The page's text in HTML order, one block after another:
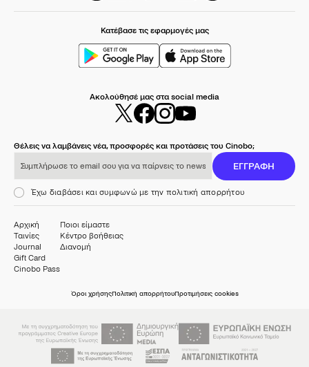
Κατέβασε τις εφαρμογές μας
Ακολούθησέ μας στα social media
Θέλεις να λαμβάνεις νέα, προσφορές και προτάσεις του Cinobo;
ΕΓΓΡΑΦΗ
Έχω διαβάσει και συμφωνώ με την πολιτική απορρήτου
Αρχική
Ταινίες
Journal
Gift Card
Cinobo Pass
Ποιοι είμαστε
Κέντρο βοήθειας
Διανομή
Όροι χρήσηςΠολιτική απορρήτουΠροτιμήσεις cookies